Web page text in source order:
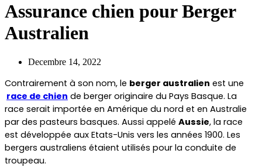
Assurance chien pour Berger
Australien
Decembre 14, 2022
Contrairement à son nom, le berger australien est une
race de chien de berger originaire du Pays Basque. La
race serait importée en Amérique du nord et en Australie
par des pasteurs basques. Aussi appelé Aussie, la race
est développée aux Etats-Unis vers les années 1900. Les
bergers australiens étaient utilisés pour la conduite de
troupeau.